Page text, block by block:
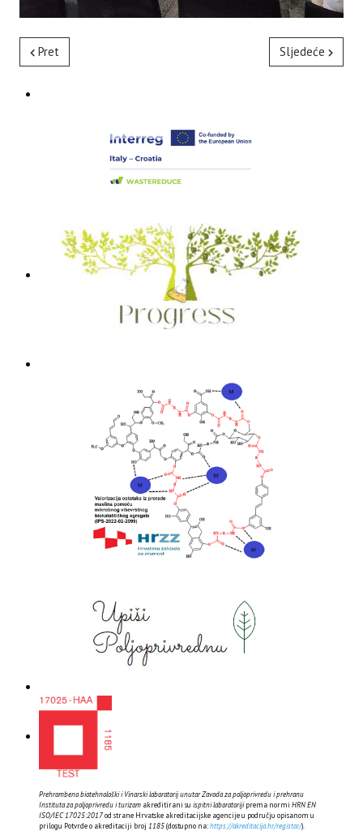
Pret Sljedeće
Prehrambeno biotehnološki i Vinarski laboratorij unutar Zavoda za poljoprivredu i prehranu
Instituta za poljoprivredu i turizam akreditirani su ispitni laboratorijiprema normi HRN EN
ISO/IEC 17025:2017od strane Hrvatske akreditacijske agencije u području opisanom u
prilogu Potvrde o akreditaciji broj 1185(dostupno na:https://akreditacija.hr/registar/).